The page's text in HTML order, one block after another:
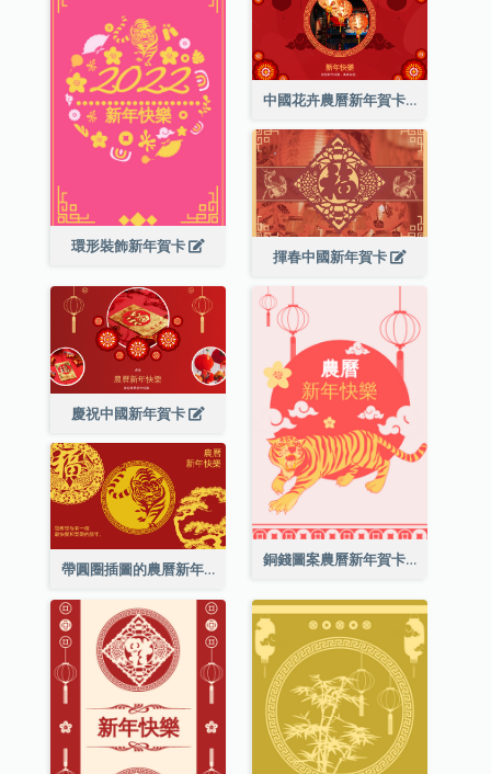
環形裝飾新年賀卡
中國花卉農曆新年賀卡
揮春中國新年賀卡
慶祝中國新年賀卡
銅錢圖案農曆新年賀卡
帶圓圈插圖的農曆新年快樂賀卡